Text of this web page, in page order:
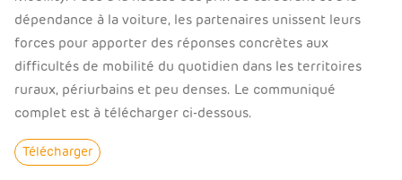
dépendance à la voiture, les partenaires unissent leurs
forces pour apporter des réponses concrètes aux
difficultés de mobilité du quotidien dans les territoires
ruraux, périurbains et peu denses. Le communiqué
complet est à télécharger ci-dessous.
Télécharger